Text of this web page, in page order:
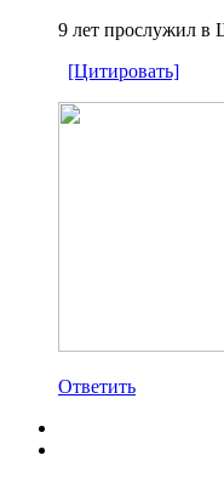
9 лет прослужил
[Цитировать]
Ответить